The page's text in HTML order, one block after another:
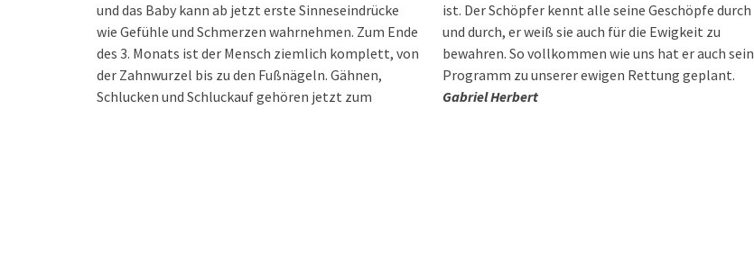
und das Baby kann ab jetzt erste Sinneseindrücke
wie Gefühle und Schmerzen wahrnehmen. Zum Ende
des 3. Monats ist der Mensch ziemlich komplett, von
der Zahnwurzel bis zu den Fußnägeln. Gähnen,
Schlucken und Schluckauf gehören jetzt zum
ist. Der Schöpfer kennt alle seine Geschöpfe durch
und durch, er weiß sie auch für die Ewigkeit zu
bewahren. So vollkommen wie uns hat er auch sein
Programm zu unserer ewigen Rettung geplant.
Gabriel Herbert